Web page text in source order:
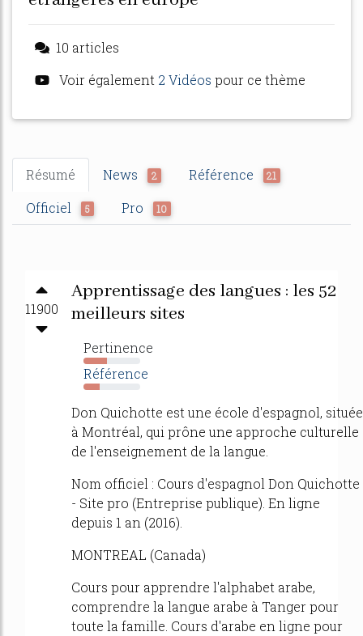
10 articles
Voir également 2 Vidéos pour ce thème
Résumé News 2 Référence 21
Officiel 5 Pro 10
11900
Apprentissage des langues : les 52
meilleurs sites
Pertinence
42%
Référence
28%
Don Quichotte est une école d'espagnol, située
à Montréal, qui prône une approche culturelle
de l'enseignement de la langue.
Nom officiel : Cours d'espagnol Don Quichotte
- Site pro (Entreprise publique). En ligne
depuis 1 an (2016).
MONTREAL (Canada)
Cours pour apprendre l'alphabet arabe,
comprendre la langue arabe à Tanger pour
toute la famille. Cours d'arabe en ligne pour